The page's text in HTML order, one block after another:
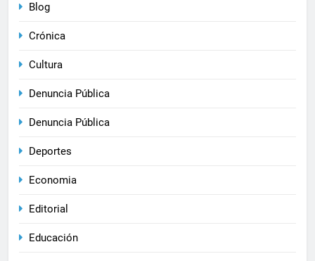
Blog
Crónica
Cultura
Denuncia Pública
Denuncia Pública
Deportes
Economia
Editorial
Educación